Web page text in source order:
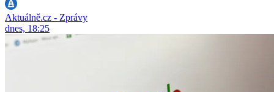
Aktuálně.cz - Zprávy
dnes, 18:25